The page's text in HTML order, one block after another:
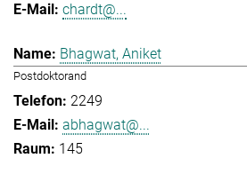
chardt@...
Bhagwat, Aniket
Postdoktorand
2249
abhagwat@...
145